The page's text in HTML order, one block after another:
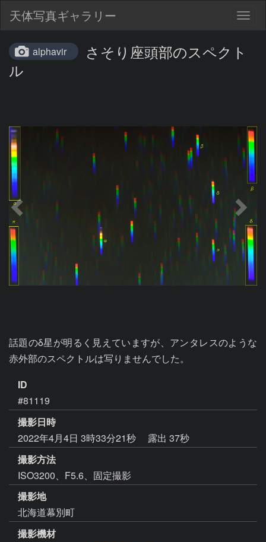
天体写真ギャラリー
alphavir
さそり座頭部のスペクト
ル
話題のδ星が明るく見えていますが、アンタレスのような
赤外部のスペクトルは写りませんでした。
ID
#81119
撮影日時
2022年4月4日 3時33分21秒
露出 37秒
撮影方法
ISO3200、F5.6、固定撮影
撮影地
北海道幕別町
撮影機材